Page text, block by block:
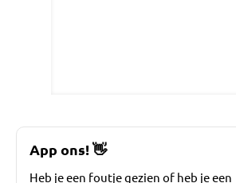
App ons!👋
Heb je een foutje gezien of heb je een